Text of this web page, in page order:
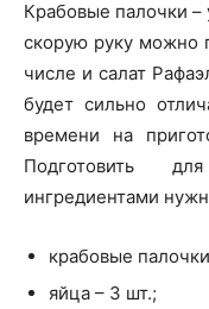
Крабовые палочки –
скорую руку можно
числе и салат
будет сильно
времени на
Подготовить
ингредиентами
крабовые
яйца – 3 шт.;